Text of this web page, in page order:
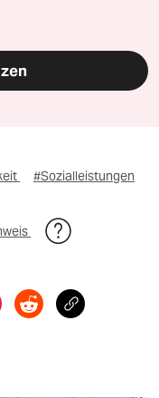
#Sozialleistungen